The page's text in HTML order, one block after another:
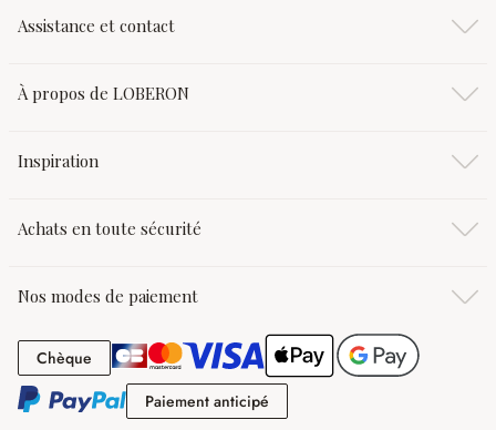
Assistance et contact
À propos de LOBERON
Inspiration
Achats en toute sécurité
Nos modes de paiement
Chèque Chèque
Paiement anticipé